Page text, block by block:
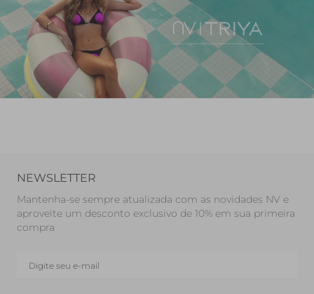
NEWSLETTER
Mantenha-se sempre atualizada com as novidades NV e
aproveite um desconto exclusivo de 10% em sua primeira
compra